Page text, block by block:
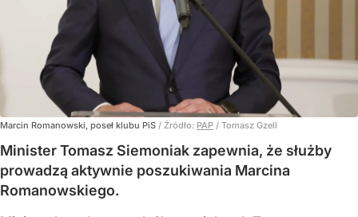
Marcin Romanowski, poseł klubu PiS / Źródło: PAP / Tomasz Gzell
Minister Tomasz Siemoniak zapewnia, że służby
prowadzą aktywnie poszukiwania Marcina
Romanowskiego.